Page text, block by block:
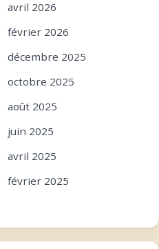
avril 2026
février 2026
décembre 2025
octobre 2025
août 2025
juin 2025
avril 2025
février 2025
octobre 2024